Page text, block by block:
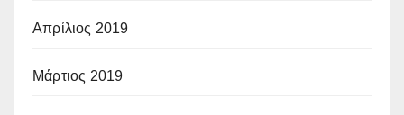
Απρίλιος 2019
Μάρτιος 2019